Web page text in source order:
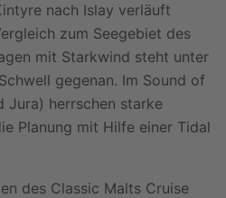
nach Islay verläuft
zum Seegebiet des
mit Starkwind steht unter
gegenan. Im Sound of
Jura) herrschen starke
Planung mit Hilfe einer Tidal
des Classic Malts Cruise